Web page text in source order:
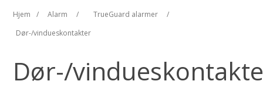
Hjem / Alarm / TrueGuard alarmer
/
Dør-/vindueskontakter
Dør-/